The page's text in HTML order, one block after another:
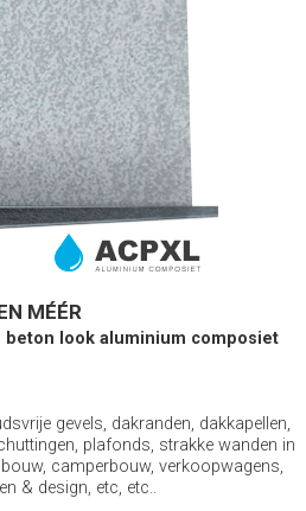
MÉÉR
beton look aluminium composiet
gevels, dakranden, dakkapellen,
plafonds, strakke wanden in
camperbouw, verkoopwagens,
& design, etc, etc..